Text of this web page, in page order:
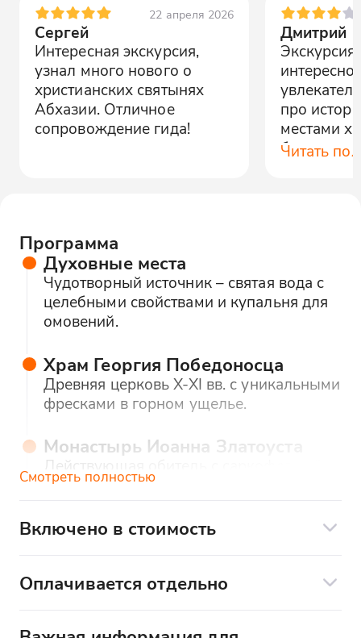
22 апреля 2026
Сергей
Интересная экскурсия,
узнал много нового о
христианских святынях
Абхазии. Отличное
сопровождение гида!
Дмитрий
про
местами
больше
Читать
Программа
Духовные места
Чудотворный источник – святая вода с
целебными свойствами и купальня для
омовений.
Храм Георгия Победоносца
Древняя церковь X-XI вв. с уникальными
фресками в горном ущелье.
Монастырь Иоанна Златоуста
Действующая обитель с саркофагом IV-
V вв. и чудотворной иконой.
Храм и могила св. Василиска
Мёд – горный каштановый и цветочный.
Смотреть полностью
Включено в стоимость
Дегустация (мёд, вино, сыр)
Оплачивается отдельно
желанию):